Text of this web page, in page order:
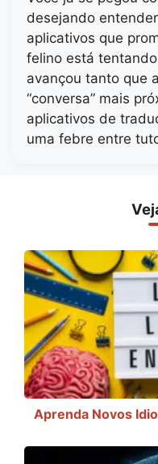
desejando
aplicativos que
felino está
avançou tanto que
“conversa” mais
aplicativos de
uma febre entre
Aprenda Novos